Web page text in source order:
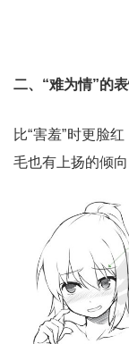
二、“难为情”的
比“害羞”时更脸
毛也有上扬的倾向